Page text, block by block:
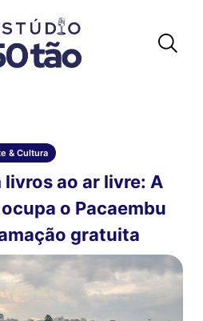
& Cultura
livros ao ar livre: A
o Pacaembu
gratuita